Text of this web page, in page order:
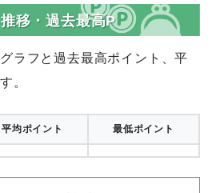
移・過去最高P
ラフと過去最高ポイント、平
。
平均ポイント 最低ポイント